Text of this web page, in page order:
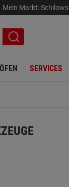
Mein Markt:
ÖFEN SERVICES